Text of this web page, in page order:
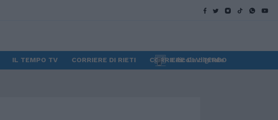
IL TEMPO TV CORRIERE DI RIETI CORRIERE DI VITERBO
Edicola digitale